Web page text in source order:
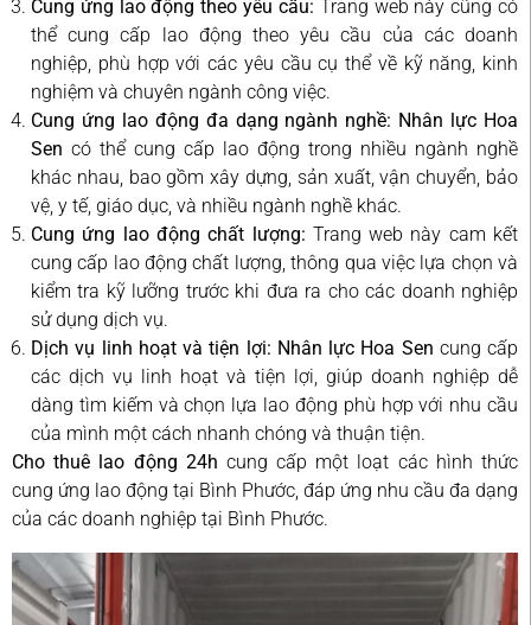
Cung ứng lao động theo yêu cầu: Trang web này cũng có
thể cung cấp lao động theo yêu cầu của các doanh
nghiệp, phù hợp với các yêu cầu cụ thể về kỹ năng, kinh
nghiệm và chuyên ngành công việc.
Cung ứng lao động đa dạng ngành nghề: Nhân lực Hoa
Sen có thể cung cấp lao động trong nhiều ngành nghề
khác nhau, bao gồm xây dựng, sản xuất, vận chuyển, bảo
vệ, y tế, giáo dục, và nhiều ngành nghề khác.
Cung ứng lao động chất lượng: Trang web này cam kết
cung cấp lao động chất lượng, thông qua việc lựa chọn và
kiểm tra kỹ lưỡng trước khi đưa ra cho các doanh nghiệp
sử dụng dịch vụ.
Dịch vụ linh hoạt và tiện lợi: Nhân lực Hoa Sen cung cấp
các dịch vụ linh hoạt và tiện lợi, giúp doanh nghiệp dễ
dàng tìm kiếm và chọn lựa lao động phù hợp với nhu cầu
của mình một cách nhanh chóng và thuận tiện.
Cho thuê lao động 24h cung cấp một loạt các hình thức
cung ứng lao động tại Bình Phước, đáp ứng nhu cầu đa dạng
của các doanh nghiệp tại Bình Phước.